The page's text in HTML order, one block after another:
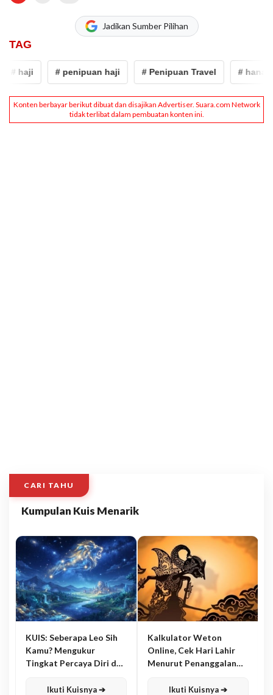
Jadikan Sumber Pilihan
TAG
# penipuan haji # Penipuan Travel # hanania
CARI TAHU
Kumpulan Kuis Menarik
KUIS: Seberapa Leo Sih
Kamu? Mengukur
Tingkat Percaya Diri dan
Ikuti Kuisnya ➔
Kalkulator Weton
Online, Cek Hari Lahir
Menurut Penanggalan
Ikuti Kuisnya ➔